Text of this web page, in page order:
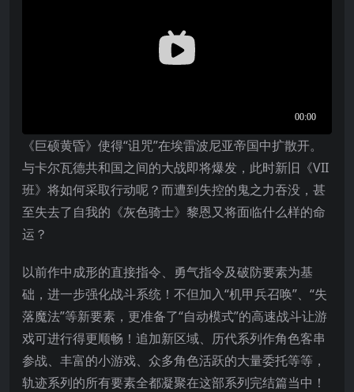
《巨硕黄昏》使得“诅咒”在埃雷波尼亚帝国中扩散开。
与卡尔瓦德共和国之间的大战即将爆发，此时新旧《VII
班》将如何采取行动呢？而遭到失控的鬼之力吞没，甚
至失去了自我的《灰色骑士》黎恩又将面临什么样的命
运？
以前作中成形的直接指令、勇气指令及破防要素为基
础，进一步强化战斗系统！不但加入“机甲兵召唤”、“失
落魔法”等新要素，更准备了“自动模式”的高速战斗让游
戏可进行得更顺畅！追加新区域、历代系列作角色客串
参战、丰富的小游戏、众多角色活跃的大量委托等等，
轨迹系列的所有要素全都凝聚在这部系列完结篇当中！